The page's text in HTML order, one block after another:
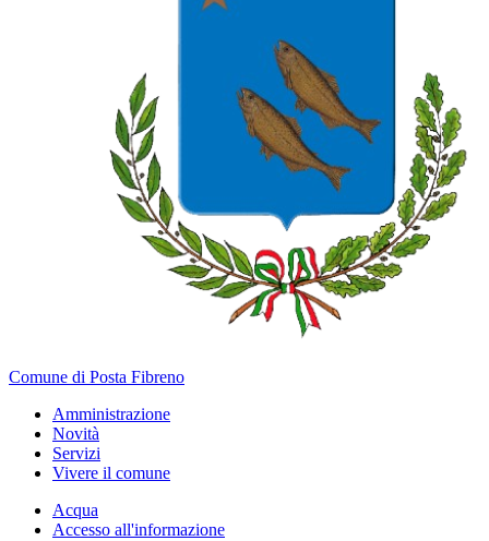
Comune di Posta Fibreno
Amministrazione
Novità
Servizi
Vivere il comune
Acqua
Accesso all'informazione